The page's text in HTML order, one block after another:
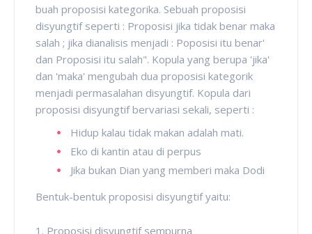
buah proposisi kategorika. Sebuah proposisi
disyungtif seperti : Proposisi jika tidak benar maka
salah ; jika dianalisis menjadi : Poposisi itu benar'
dan Proposisi itu salah". Kopula yang berupa 'jika'
dan 'maka' mengubah dua proposisi kategorik
menjadi permasalahan disyungtif. Kopula dari
proposisi disyungtif bervariasi sekali, seperti :
Hidup kalau tidak makan adalah mati.
Eko di kantin atau di perpus
Jika bukan Dian yang memberi maka Dodi
Bentuk-bentuk proposisi disyungtif yaitu:
1. Proposisi disyungtif sempurna